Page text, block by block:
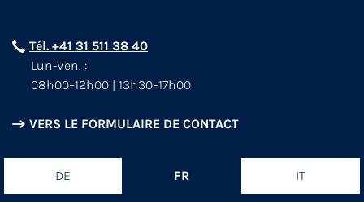
Tél. +41 31 511 38 40
Lun-Ven. :
08h00–12h00 | 13h30–17h00
VERS LE FORMULAIRE DE CONTACT
DE FR IT